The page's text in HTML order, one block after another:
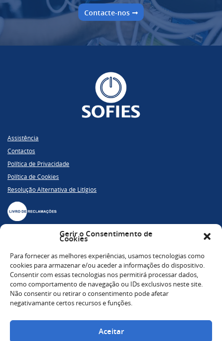
Gerir o Consentimento de
Cookies
Para fornecer as melhores experiências, usamos tecnologias como
cookies para armazenar e/ou aceder a informações do dispositivo.
Consentir com essas tecnologias nos permitirá processar dados,
como comportamento de navegação ou IDs exclusivos neste site.
Não consentir ou retirar o consentimento pode afetar
negativamante certos recursos e funções.
Aceitar
Contacte-nos
Assistência
Contactos
Política de Privacidade
Política de Cookies
Resolução Alternativa de Litígios
234 914 890
(Chamada para Rede Fixa Nacional)
geral@sofies.pt
Google Maps
Centro Grossista de Albergaria-a-Velha,